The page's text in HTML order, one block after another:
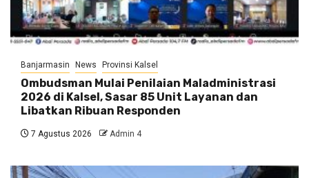
Banjarmasin News Provinsi Kalsel
Ombudsman Mulai Penilaian Maladministrasi
2026 di Kalsel, Sasar 85 Unit Layanan dan
Libatkan Ribuan Responden
7 Agustus 2026 Admin 4